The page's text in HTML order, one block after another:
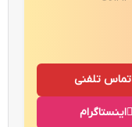
تماس تلفنی
اینستاگرام